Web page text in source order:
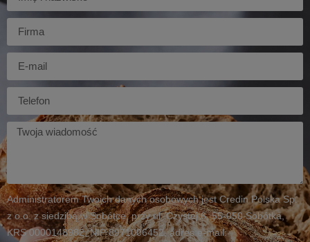
Firma
Telefon
Twoja
wiadomość
Administratorem Twoich danych osobowych jest Credin Polska Sp.
z o.o. z siedzibą w Sobótce, przy ul. Czystej 6, 55-050 Sobótka,
KRS 0000148982, NIP 8971006452, adres e-mail: